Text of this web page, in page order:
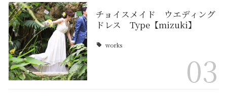
チョイスメイド ウエディング
ドレス Type【mizuki】
works
03